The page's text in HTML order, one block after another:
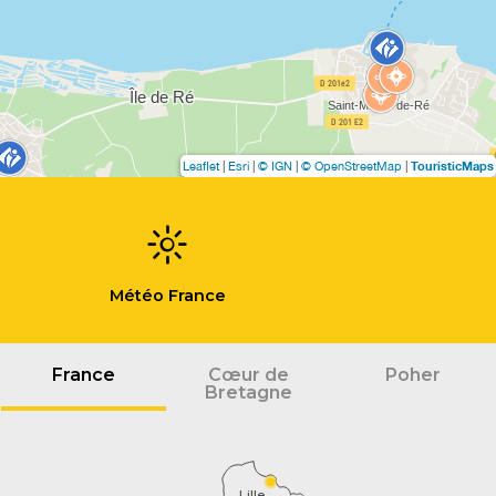
Leaflet| Esri © IGN © OpenStreetMap TouristicMaps
Météo France
France
Cœur de
Bretagne
Poher